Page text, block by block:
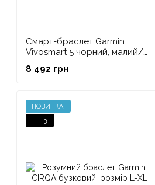
Смарт-браслет Garmin
Vivosmart 5 чорний, малий/
8 492 грн
НОВИНКА
3